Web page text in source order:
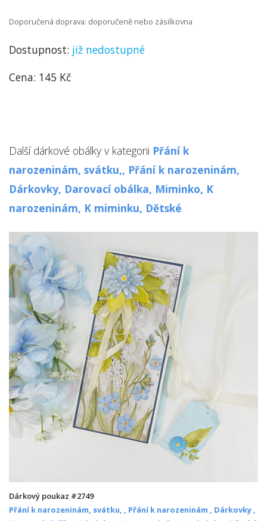
Doporučená doprava: doporučeně nebo zásilkovna
Dostupnost: již nedostupné
Cena: 145 Kč
Další dárkové obálky v kategorii Přání k
narozeninám, svátku,, Přání k narozeninám,
Dárkovky, Darovací obálka, Miminko, K
narozeninám, K miminku, Dětské
Dárkový poukaz #2749
Přání k narozeninám, svátku, , Přání k narozeninám , Dárkovky ,